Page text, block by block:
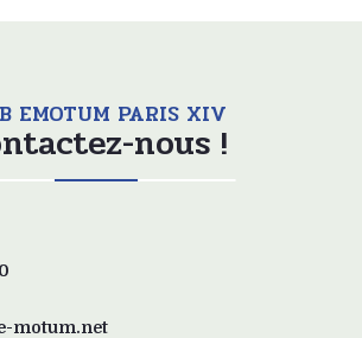
EMOTUM PARIS XIV
nous !
motum.net